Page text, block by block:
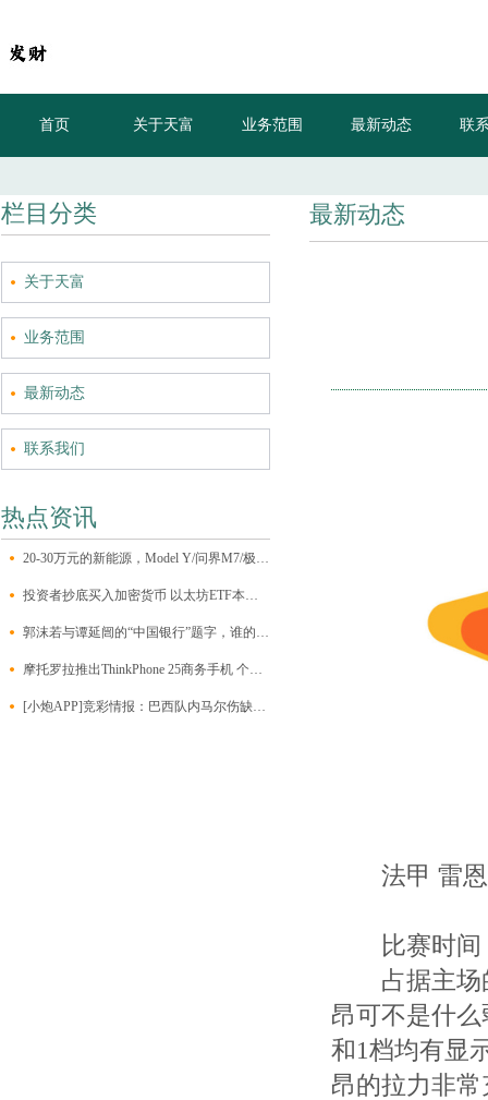
首页 关于天富 业务范围 最新动态 联
栏目分类
关于天富
业务范围
最新动态
联系我们
热点资讯
20-30万元的新能源，Model Y/问界M7/极氪001/昊铂HT该怎么选？
投资者抄底买入加密货币 以太坊ETF本周净流入约1.2亿美元
郭沫若与谭延闿的“中国银行”题字，谁的字更能打动人心？
摩托罗拉推出ThinkPhone 25商务手机 个人也可以买到
[小炮APP]竞彩情报：巴西队内马尔伤缺无缘比赛
最新动态
法甲 雷恩
比赛时间 8
占据主场的
昂可不是什
和1档均有显
昂的拉力非